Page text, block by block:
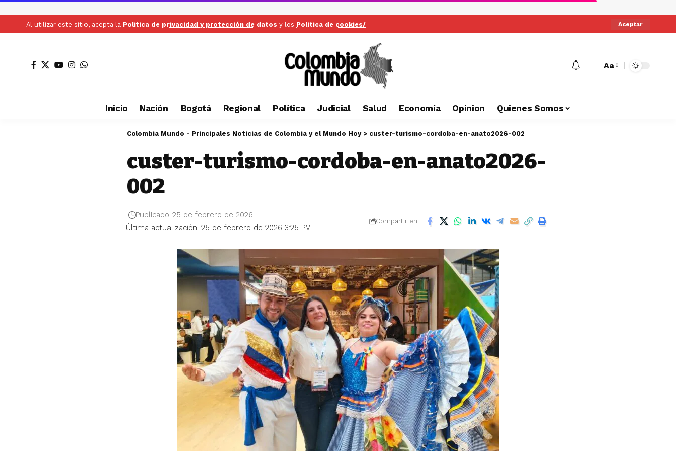
Al utilizar este sitio, acepta la Politica de privacidad y protección de datos y los Politica de cookies/ Aceptar
Aa
Inicio Nación Bogotá Regional Política Judicial Salud Economía Opinion Quienes Somos
Colombia Mundo - Principales Noticias de Colombia y el Mundo Hoy> custer-turismo-cordoba-en-anato2026-002
custer-turismo-cordoba-en-anato2026-
002
Última actualización: 25 de febrero de 2026 3:25 PM
Publicado 25 de febrero de 2026
Compartir en: